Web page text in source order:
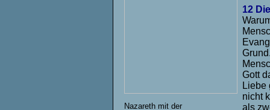
Nazareth mit der
12
Gott
Liebe
nicht
als